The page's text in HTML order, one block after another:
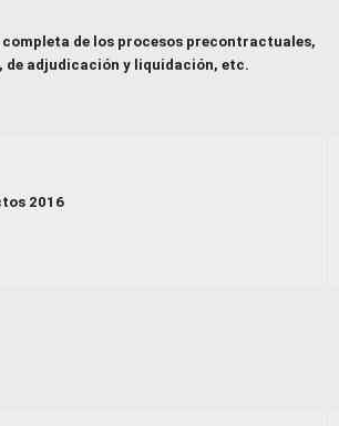
de los procesos precontractuales,
adjudicación y liquidación, etc.
2016